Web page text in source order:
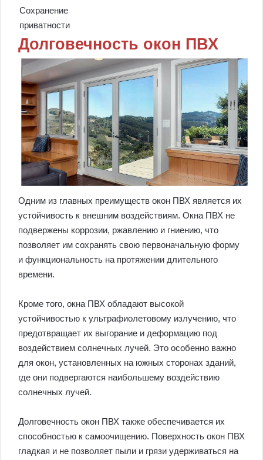
Сохранение
приватности
Долговечность окон ПВХ
Одним из главных преимуществ окон ПВХ является их
устойчивость к внешним воздействиям. Окна ПВХ не
подвержены коррозии, ржавлению и гниению, что
позволяет им сохранять свою первоначальную форму
и функциональность на протяжении длительного
времени.
Кроме того, окна ПВХ обладают высокой
устойчивостью к ультрафиолетовому излучению, что
предотвращает их выгорание и деформацию под
воздействием солнечных лучей. Это особенно важно
для окон, установленных на южных сторонах зданий,
где они подвергаются наибольшему воздействию
солнечных лучей.
Долговечность окон ПВХ также обеспечивается их
способностью к самоочищению. Поверхность окон ПВХ
гладкая и не позволяет пыли и грязи удерживаться на